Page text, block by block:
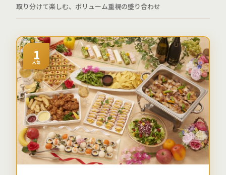
取り分けて楽しむ、ボリューム重視の盛り合わせ
1
人気